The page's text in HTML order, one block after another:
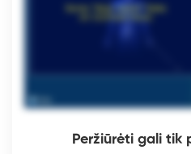
Peržiūrėti gali tik